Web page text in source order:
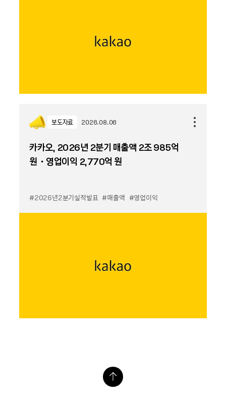
보도자료 2026.08.06
카카오, 2026년 2분기 매출액 2조 985억
원・영업이익 2,770억 원
#2026년2분기실적발표 #매출액 #영업이익